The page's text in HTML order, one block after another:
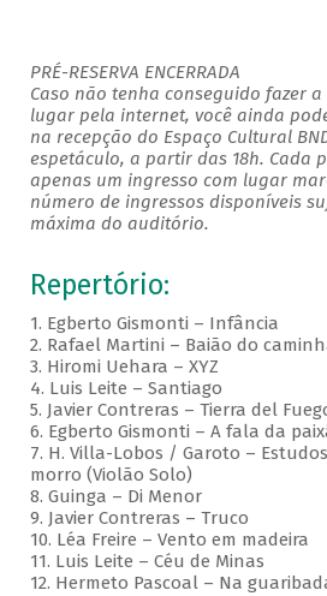
PRÉ-RESERVA ENCERRADA
Caso não tenha conseguido fazer
lugar pela internet, você ainda
na recepção do Espaço Cultural
espetáculo, a partir das 18h. Cada
apenas um ingresso com lugar
número de ingressos disponíveis
máxima do auditório.
Repertório:
1. Egberto Gismonti – Infância
2. Rafael Martini – Baião do
3. Hiromi Uehara – XYZ
4. Luis Leite – Santiago
5. Javier Contreras – Tierra del
6. Egberto Gismonti – A fala da
7. H. Villa-Lobos / Garoto –
morro (Violão Solo)
8. Guinga – Di Menor
9. Javier Contreras – Truco
10. Léa Freire – Vento em madeira
11. Luis Leite – Céu de Minas
12. Hermeto Pascoal – Na